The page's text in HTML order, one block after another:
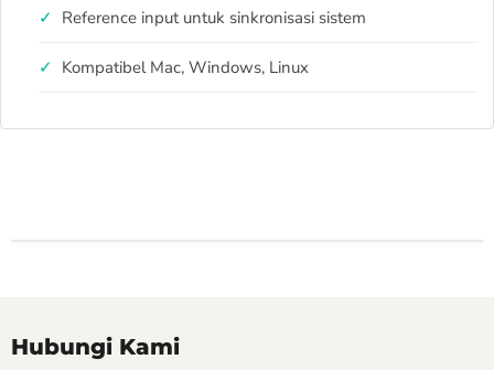
Reference input untuk sinkronisasi sistem
Kompatibel Mac, Windows, Linux
Hubungi Kami